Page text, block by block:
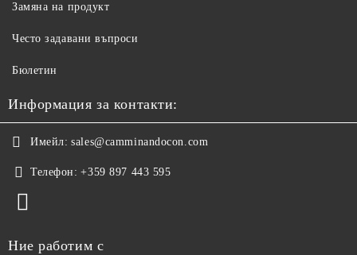
Замяна на продукт
Често задавани въпроси
Бюлетин
Информация за контакти:
Имейл: sales@camminandocon.com
Телефон: +359 897 443 595
Ние работим с